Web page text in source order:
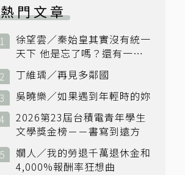
熱門文章
徐望雲／秦始皇其實沒有統一
天下 他是忘了嗎？還有一個
小國：衛國
丁維瑀／再見多鄰國
吳曉樂／如果遇到年輕時的妳
2026第23屆台積電青年學生
文學獎金榜－－書寫到遠方
嫺人／我的勞退千萬退休金和
4,000%報酬率狂想曲